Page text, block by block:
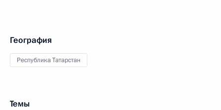
География
Республика Татарстан
Темы